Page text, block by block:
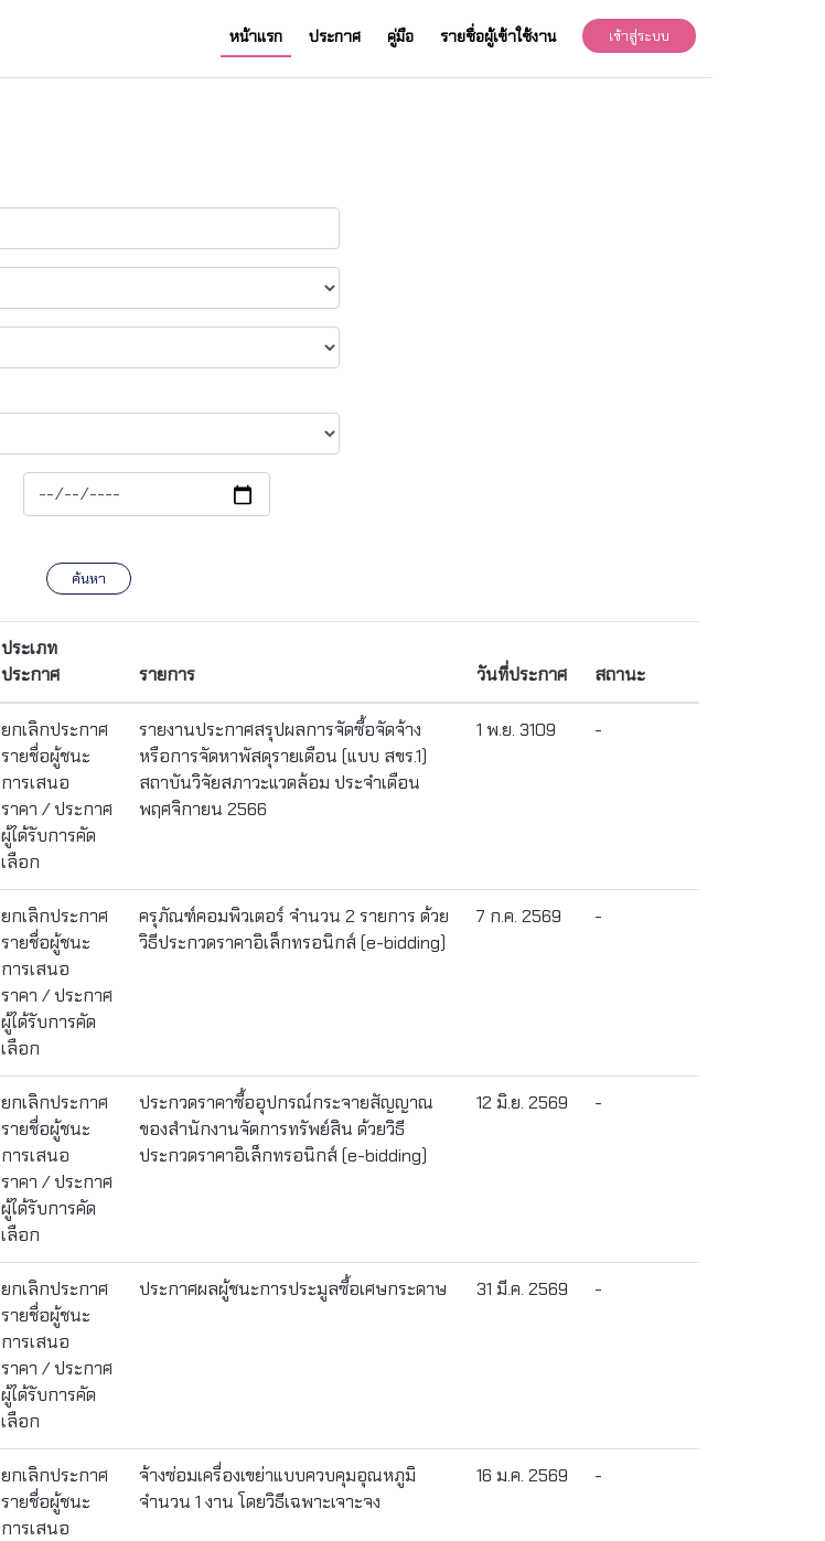
หน้าแรก ประกาศ คู่มือ รายชื่อผู้เข้าใช้งาน เข้าสู่ระบบ
ค้นหา
ประเภท
ประกาศ
รายการ วันที่ประกาศ สถานะ
ยกเลิกประกาศ
รายชื่อผู้ชนะ
การเสนอ
ราคา / ประกาศ
ผู้ได้รับการคัด
เลือก
รายงานประกาศสรุปผลการจัดซื้อจัดจ้าง
หรือการจัดหาพัสดุรายเดือน (แบบ สขร.1)
สถาบันวิจัยสภาวะแวดล้อม ประจำเดือน
พฤศจิกายน 2566
1 พ.ย. 3109 -
ยกเลิกประกาศ
รายชื่อผู้ชนะ
การเสนอ
ราคา / ประกาศ
ผู้ได้รับการคัด
เลือก
ครุภัณฑ์คอมพิวเตอร์ จำนวน 2 รายการ ด้วย
วิธีประกวดราคาอิเล็กทรอนิกส์ (e-bidding)
7 ก.ค. 2569 -
ยกเลิกประกาศ
รายชื่อผู้ชนะ
การเสนอ
ราคา / ประกาศ
ผู้ได้รับการคัด
เลือก
ประกวดราคาซื้ออุปกรณ์กระจายสัญญาณ
ของสำนักงานจัดการทรัพย์สิน ด้วยวิธี
ประกวดราคาอิเล็กทรอนิกส์ (e-bidding)
12 มิ.ย. 2569 -
ยกเลิกประกาศ
รายชื่อผู้ชนะ
การเสนอ
ราคา / ประกาศ
ผู้ได้รับการคัด
เลือก
ประกาศผลผู้ชนะการประมูลซื้อเศษกระดาษ 31 มี.ค. 2569 -
ยกเลิกประกาศ
รายชื่อผู้ชนะ
การเสนอ
จ้างซ่อมเครื่องเขย่าแบบควบคุมอุณหภูมิ
จำนวน 1 งาน โดยวิธีเฉพาะเจาะจง
16 ม.ค. 2569 -